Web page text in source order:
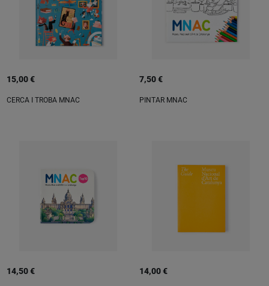
15,00 €
CERCA I TROBA MNAC
7,50 €
PINTAR MNAC
14,50 € 14,00 €